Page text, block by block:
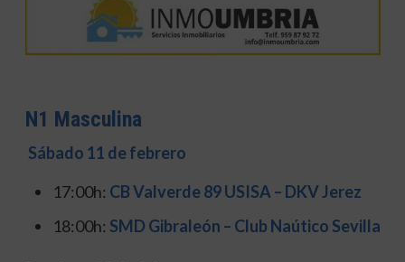
N1 Masculina
Sábado 11 de febrero
17:00h: CB Valverde 89 USISA – DKV Jerez
18:00h: SMD Gibraleón – Club Naútico Sevilla